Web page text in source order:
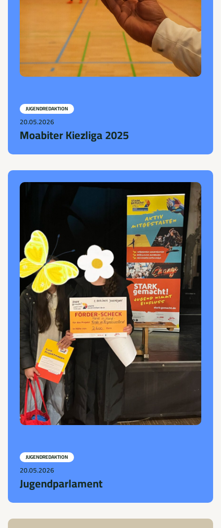
JUGENDREDAKTION
20.05.2026
Moabiter Kiezliga 2025
JUGENDREDAKTION
20.05.2026
Jugendparlament